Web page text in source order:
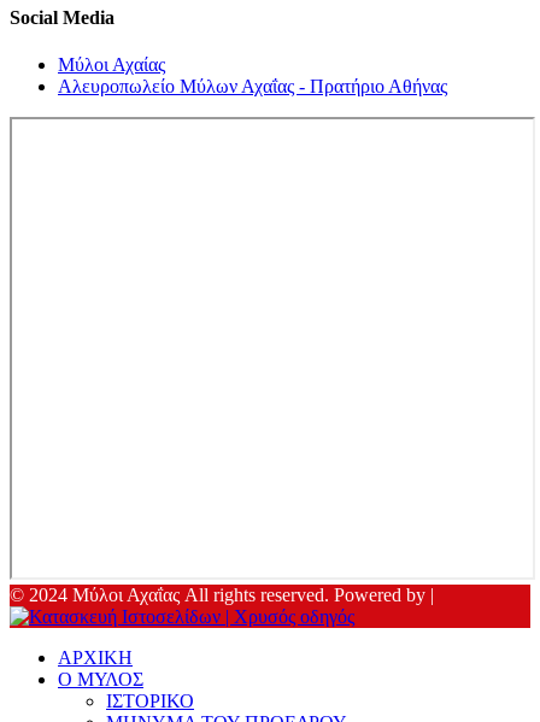
Social Media
Μύλοι Αχαίας
Αλευροπωλείο Μύλων Αχαΐας - Πρατήριο Αθήνας
© 2024 Μύλοι Αχαΐας All rights reserved. Powered by |
ΑΡΧΙΚΗ
Ο ΜΥΛΟΣ
ΙΣΤΟΡΙΚΟ